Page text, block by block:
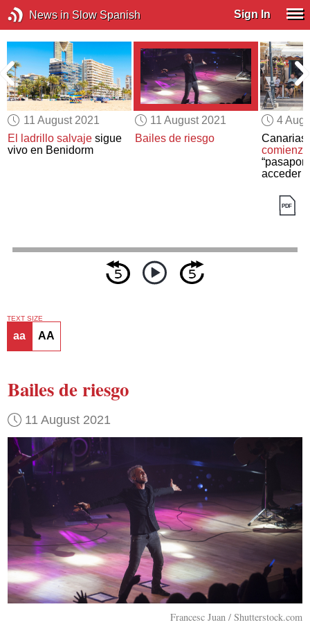
News in Slow Spanish Sign In
11 August 2021
El ladrillo salvaje sigue
vivo en Benidorm
11 August 2021
Bailes de riesgo
4
Canarias
acceder
TEXT SIZE
aa AA
Bailes de riesgo
11 August 2021
Francesc Juan / Shutterstock.com